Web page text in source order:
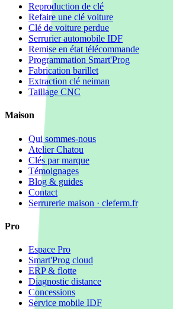
Reproduction de clé
Refaire une clé voiture
Clé de voiture perdue
Serrurier automobile IDF
Remise en état télécommande
Programmation Smart'Prog
Fabrication barillet
Extraction clé neiman
Taillage CNC
Maison
Qui sommes-nous
Atelier Chatou
Clés par marque
Témoignages
Blog & guides
Contact
Serrurerie maison · cleferm.fr
Pro
Espace Pro
Smart'Prog cloud
ERP & flotte
Diagnostic distance
Concessions
Service mobile IDF